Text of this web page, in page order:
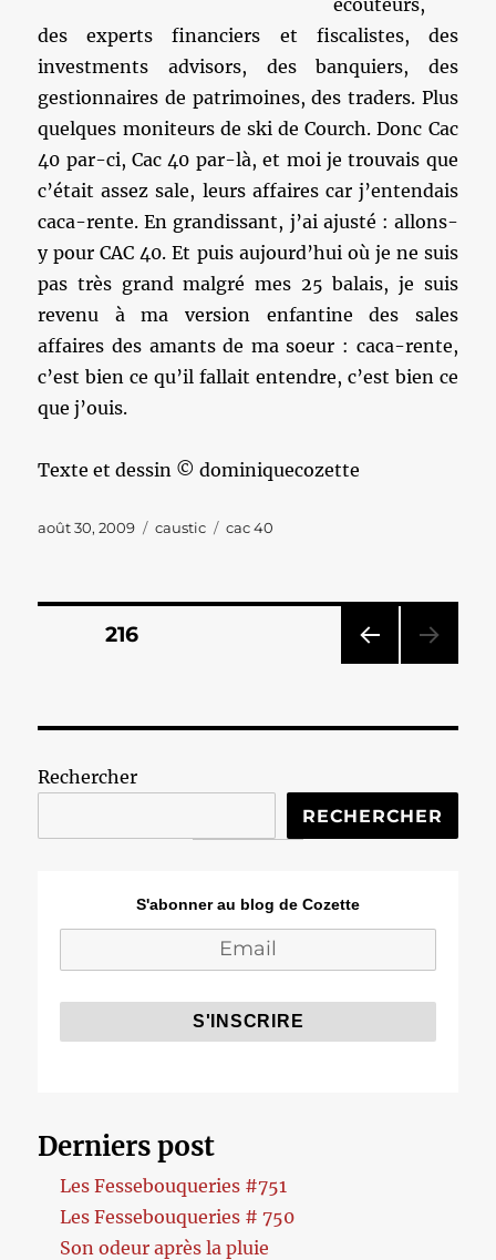
écouteurs,
des experts financiers et fiscalistes, des
investments advisors, des banquiers, des
gestionnaires de patrimoines, des traders. Plus
quelques moniteurs de ski de Courch. Donc Cac
40 par-ci, Cac 40 par-là, et moi je trouvais que
c’était assez sale, leurs affaires car j’entendais
caca-rente. En grandissant, j’ai ajusté : allons-
y pour CAC 40. Et puis aujourd’hui où je ne suis
pas très grand malgré mes 25 balais, je suis
revenu à ma version enfantine des sales
affaires des amants de ma soeur : caca-rente,
c’est bien ce qu’il fallait entendre, c’est bien ce
que j’ouis.
Texte et dessin © dominiquecozette
Publié
août 30, 2009 Catégories
caustic Étiquettes
cac 40
Pagination
publications
CÉD
PAGE216
Rechercher
RECHERCHER
S'abonner au blog de Cozette
Derniers post
Les Fessebouqueries #751
Les Fessebouqueries # 750
Son odeur après la pluie